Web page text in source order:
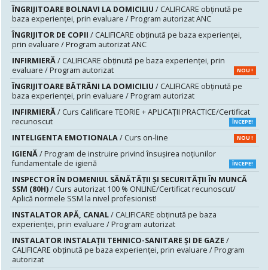
ÎNGRIJITOARE BOLNAVI LA DOMICILIU / CALIFICARE obținută pe
baza experienței, prin evaluare / Program autorizat ANC
ÎNGRIJITOR DE COPII / CALIFICARE obținută pe baza experienței,
prin evaluare / Program autorizat ANC
INFIRMIERĂ/ CALIFICARE obținută pe baza experienței, prin
evaluare / Program autorizat
NOU !
ÎNGRIJITOARE BĂTRÂNI LA DOMICILIU / CALIFICARE obținută pe
baza experienței, prin evaluare / Program autorizat
INFIRMIERĂ/ Curs Calificare TEORIE + APLICAȚII PRACTICE/Certificat
recunoscut
ÎNCEPE!
INTELIGENTA EMOTIONALA/ Curs on-line NOU !
IGIENĂ/ Program de instruire privind însuşirea noţiunilor
fundamentale de igienă
ÎNCEPE!
INSPECTOR ÎN DOMENIUL SĂNĂTĂŢII ŞI SECURITĂŢII ÎN MUNCĂ
SSM (80H)/ Curs autorizat 100 % ONLINE/Certificat recunoscut/
Aplică normele SSM la nivel profesionist!
INSTALATOR APĂ, CANAL/ CALIFICARE obținută pe baza
experienței, prin evaluare / Program autorizat
INSTALATOR INSTALAȚII TEHNICO-SANITARE ȘI DE GAZE /
CALIFICARE obținută pe baza experienței, prin evaluare / Program
autorizat